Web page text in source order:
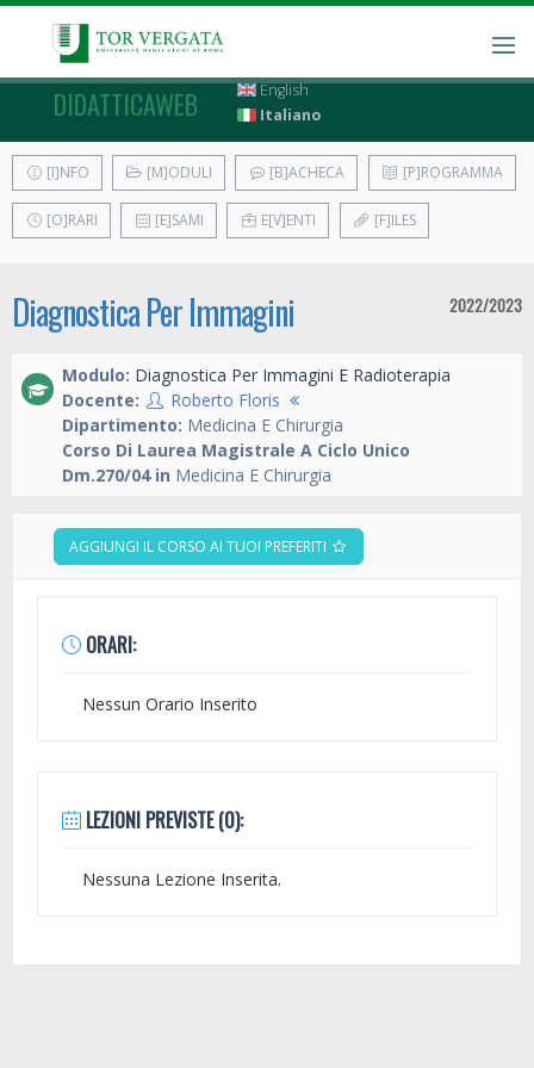
DIDATTICAWEB
English
Italiano
[I]NFO [M]ODULI [B]ACHECA [P]ROGRAMMA
[O]RARI [E]SAMI E[V]ENTI [F]ILES
Diagnostica Per Immagini 2022/2023
Modulo: Diagnostica Per Immagini E Radioterapia
Docente:
Roberto Floris
Dipartimento: Medicina E Chirurgia
Corso Di Laurea Magistrale A Ciclo Unico
Dm.270/04 in Medicina E Chirurgia
AGGIUNGI IL CORSO AI TUOI PREFERITI
ORARI:
Nessun Orario Inserito
LEZIONI PREVISTE (0):
Nessuna Lezione Inserita.